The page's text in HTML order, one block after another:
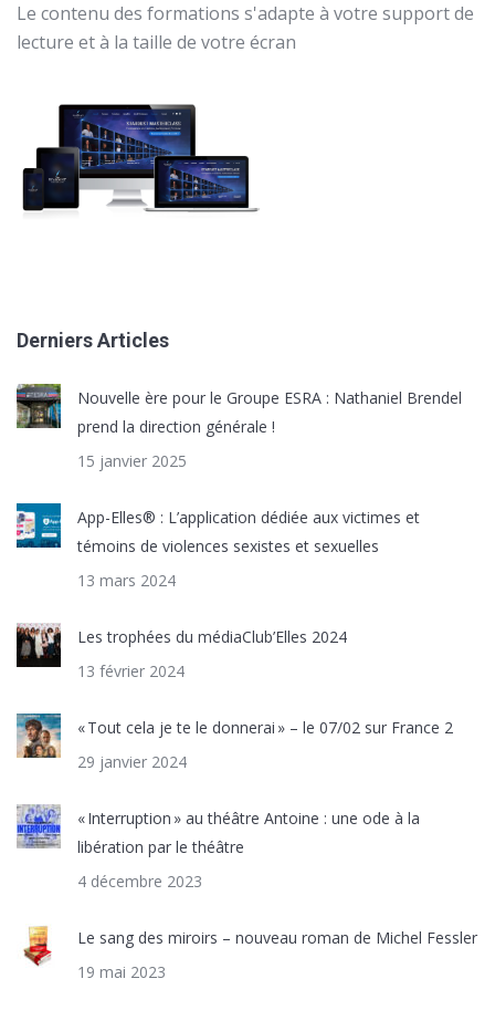
Le contenu des formations s'adapte à votre support de
lecture et à la taille de votre écran
Derniers Articles
Nouvelle ère pour le Groupe ESRA : Nathaniel Brendel
prend la direction générale !
15 janvier 2025
App-Elles® : L’application dédiée aux victimes et
témoins de violences sexistes et sexuelles
13 mars 2024
Les trophées du médiaClub’Elles 2024
13 février 2024
« Tout cela je te le donnerai » – le 07/02 sur France 2
29 janvier 2024
« Interruption » au théâtre Antoine : une ode à la
libération par le théâtre
4 décembre 2023
Le sang des miroirs – nouveau roman de Michel Fessler
19 mai 2023